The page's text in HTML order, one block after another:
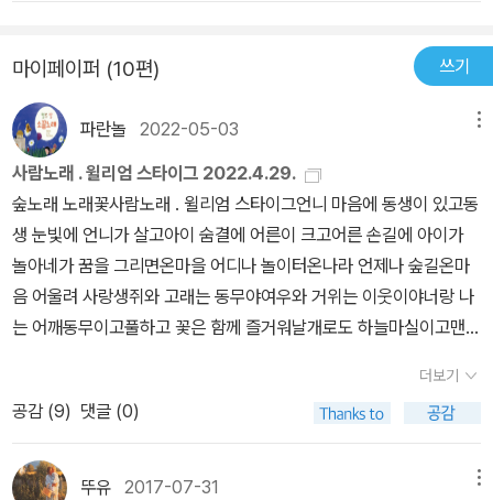
마이페이퍼 (10편) 쓰기
파란놀 2022-05-03
사람노래 . 윌리엄 스타이그 2022.4.29.
숲노래 노래꽃사람노래 . 윌리엄 스타이그언니 마음에 동생이 있고동
생 눈빛에 언니가 살고아이 숨결에 어른이 크고어른 손길에 아이가
놀아네가 꿈을 그리면온마을 어디나 놀이터온나라 언제나 숲길온마
음 어울려 사랑생쥐와 고래는 동무야여우와 거위는 이웃이야너랑 나
는 어깨동무이고풀하고 꽃은 함께 즐거워날개로도 하늘마실이고맨몸
태어나 젊은날부터 예순 살을 넘도록, 그림꽃(만화·카툰)을 펼치던 윌
리엄 스타이그 님입니다. 예순 살을 훌쩍 넘고서야 비로소 그림하고
글을 손수 짓고 엮어서 《당나귀 실베스터와 요술 조약돌》이며 《아벨
의 섬》이며 《생쥐와 고래》를 선보였습니다. 할아버지가 되어서야 그
더보기
공감 (9) 댓글 (0)
뚜유 2017-07-31